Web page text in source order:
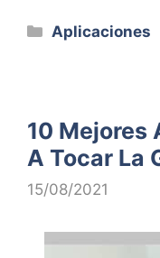
Categorías
Aplicaciones
10 Mejores
A Tocar La
15/08/2021